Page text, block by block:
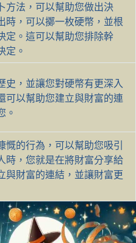
方法，可以幫助您做出決
時，可以擲一枚硬幣，並根
定。這可以幫助您排除幹
定。
史，並讓您對硬幣有更深入
可以幫助您建立與財富的連
。
的行為，可以幫助您吸引
時，您就是在將財富分享給
與財富的連結，並讓財富更